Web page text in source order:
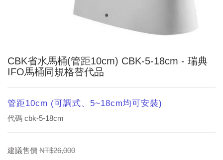
CBK省水馬桶(管距10cm) CBK-5-18cm - 瑞典
IFO馬桶同規格替代品
管距10cm (可調式、5~18cm均可安裝)
代碼 cbk-5-18cm
建議售價 NT$26,000